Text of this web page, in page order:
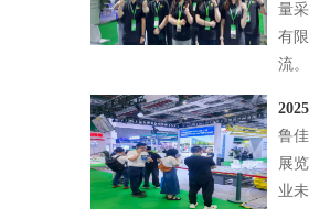
量
有
流。
鲁
展
业